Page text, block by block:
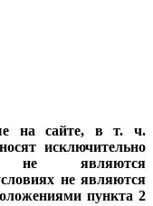
на сайте, в т. ч.
исключительно
не являются
не являются
пункта 2